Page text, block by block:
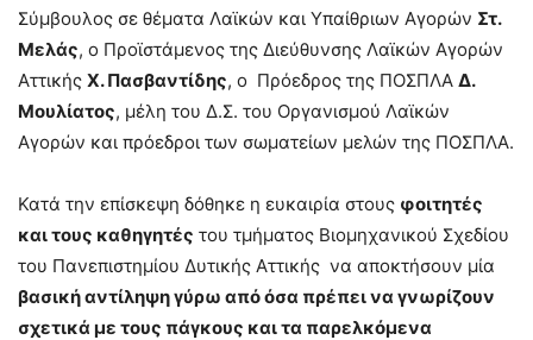
Σύμβουλος σε θέματα Λαϊκών και Υπαίθριων Αγορών Στ.
Μελάς, ο Προϊστάμενος της Διεύθυνσης Λαϊκών Αγορών
Αττικής Χ. Πασβαντίδης, ο Πρόεδρος της ΠΟΣΠΛΑ Δ.
Μουλίατος, μέλη του Δ.Σ. του Οργανισμού Λαϊκών
Αγορών και πρόεδροι των σωματείων μελών της ΠΟΣΠΛΑ.
Κατά την επίσκεψη δόθηκε η ευκαιρία στους φοιτητές
και τους καθηγητές του τμήματος Βιομηχανικού Σχεδίου
του Πανεπιστημίου Δυτικής Αττικής να αποκτήσουν μία
βασική αντίληψη γύρω από όσα πρέπει να γνωρίζουν
σχετικά με τους πάγκους και τα παρελκόμενα